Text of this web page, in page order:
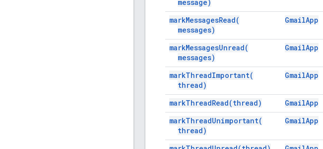
message)
markMessagesRead(
messages)
GmailApp
markMessagesUnread(
messages)
GmailApp
markThreadImportant(
thread)
GmailApp
markThreadRead(thread) GmailApp
markThreadUnimportant(
thread)
GmailApp